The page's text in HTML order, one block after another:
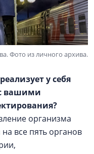
Фото из личного архива.
у себя
вашими
организма
все пять органов